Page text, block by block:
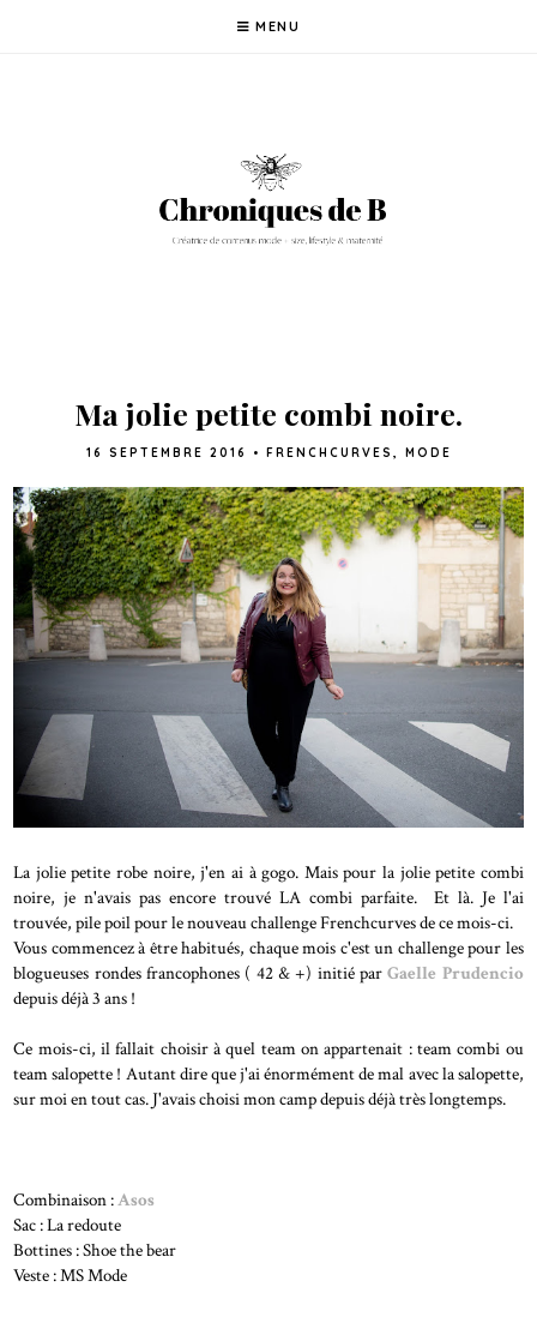
MENU
Ma jolie petite combi noire.
16 SEPTEMBRE 2016 • FRENCHCURVES , MODE
La jolie petite robe noire, j'en ai à gogo. Mais pour la jolie petite combi
noire, je n'avais pas encore trouvé LA combi parfaite. Et là. Je l'ai
trouvée, pile poil pour le nouveau challenge Frenchcurves de ce mois-ci.
Vous commencez à être habitués, chaque mois c'est un challenge pour les
blogueuses rondes francophones ( 42 & +) initié parGaelle Prudencio
depuis déjà 3 ans !
Ce mois-ci, il fallait choisir à quel team on appartenait : team combi ou
team salopette ! Autant dire que j'ai énormément de mal avec la salopette,
sur moi en tout cas. J'avais choisi mon camp depuis déjà très longtemps.
Combinaison :Asos
Sac : La redoute
Bottines : Shoe the bear
Veste : MS Mode